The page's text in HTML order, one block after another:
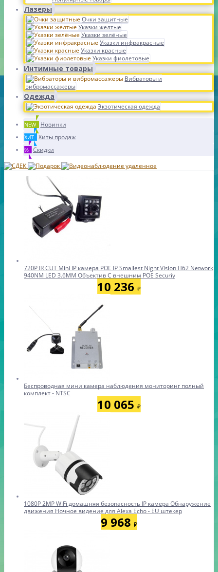
Лазеры
Очки защитные
Указки желтые
Указки зелёные
Указки инфракрасные
Указки красные
Указки фиолетовые
Интимные товары
Вибраторы и
вибромассажеры
Одежда
Экзотическая одежда
NEW Новинки
ХИТ Хиты продаж
% Скидки
720P IR CUT Mini IP камера POE IP Smallest Night Vision H62 Network
940NM LED 3.6MM Объектив С внешним POE Securiy
10 236 ₽
Беспроводная мини камера наблюдения мониторинг полный
комплект - NTSC
10 065 ₽
1080P 2MP WiFi домашняя безопасность IP камера Обнаружение
движения Ночное видение для Alexa Echo - EU штекер
9 968 ₽